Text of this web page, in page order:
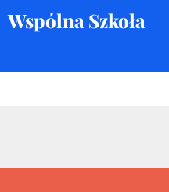
Wspólna Szkoła